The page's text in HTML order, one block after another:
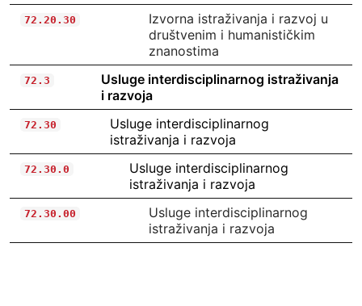
72.20.30
Izvorna istraživanja i razvoj u
društvenim i humanističkim
znanostima
72.3
Usluge interdisciplinarnog istraživanja
i razvoja
72.30
Usluge interdisciplinarnog
istraživanja i razvoja
72.30.0
Usluge interdisciplinarnog
istraživanja i razvoja
72.30.00
Usluge interdisciplinarnog
istraživanja i razvoja